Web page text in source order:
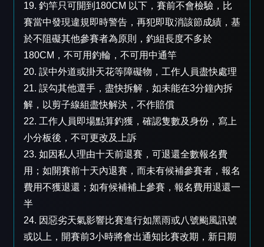
19. 釣竿只可開到180CM 以下，賽前不會檢驗，比
賽當中發現違規即時警告，再犯即取消該節成績，基
於不阻礙其他參賽者為原則，釣組長度不多於
180CM，不可用釣輪，不可用中通竿
20. 誤中外道或掛天花等障礙物，工作人員盡快處理
21. 誤勾其他選手，盡快拆解，如未能在3分鐘內拆
解，以剪子線組盡快解決，不作賠償
22. 工作人員即場點算釣獲，確認隻數及身份，寫上
小分板後，不可更改及上訴
23. 如因私人理由十天前退賽，可退還全數報名費
用；如開賽前十天內退賽，而未有候補參賽者，報名
費用不獲退還；如有候補補上參賽，報名費用退還一
半
24. 因惡劣天氣影響比賽進行如黑雨或八號颱風訊號
或以上，開賽前3小時將會出通知比賽改期，新日期